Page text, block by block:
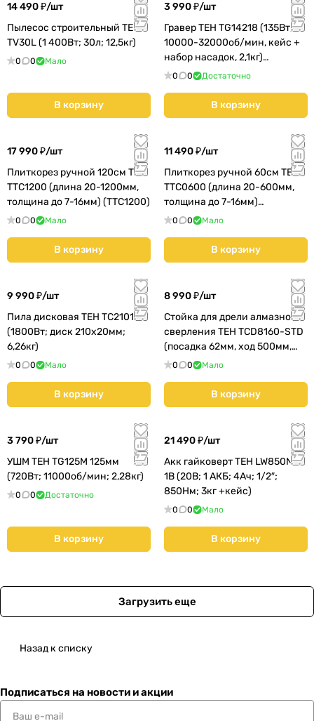
14 490 ₽/шт
Пылесос строительный TEH
TV30L (1 400Вт; 30л; 12,5кг)
0 0 Мало
В корзину
3 990 ₽/шт
Гравер TEH TG14218 (135Вт,
10000-32000об/мин, кейс +
набор насадок, 2,1кг)
(TG14218)
0 0 Достаточно
В корзину
17 990 ₽/шт
Плиткорез ручной 120см TEH
TTC1200 (длина 20-1200мм,
толщина до 7-16мм) (TTC1200)
0 0 Мало
В корзину
11 490 ₽/шт
Плиткорез ручной 60см TEH
TTC0600 (длина 20-600мм,
толщина до 7-16мм)
(TTC0600)
0 0 Мало
В корзину
9 990 ₽/шт
Пила дисковая TEH TC21018
(1800Вт; диск 210х20мм;
6,26кг)
0 0 Мало
В корзину
8 990 ₽/шт
Стойка для дрели алмазного
сверления TEH TCD8160-STD
(посадка 62мм, ход 500мм,
8,92кг) (TCD8160-STD)
0 0 Мало
В корзину
3 790 ₽/шт
УШМ TEH TG125M 125мм
(720Вт; 11000об/мин; 2,28кг)
0 0 Достаточно
В корзину
21 490 ₽/шт
Акк гайковерт TEH LW850N-
1B (20В; 1 АКБ; 4Ач; 1/2″;
850Нм; 3кг +кейс)
0 0 Мало
В корзину
Загрузить еще
Назад к списку
Подписаться на новости и акции